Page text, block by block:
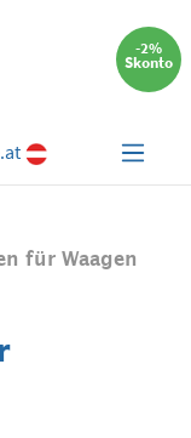
-2%
Skonto
0 Positionen. Der
für Waagen